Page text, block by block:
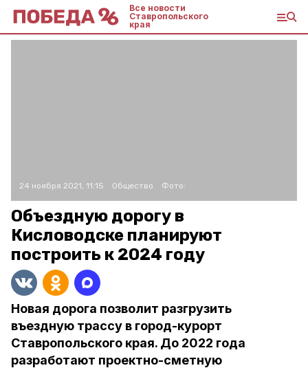
Все новости
Ставропольского
края
24 ноября 2021, 11:15 Общество Фото:
Объездную дорогу в
Кисловодске планируют
построить к 2024 году
Новая дорога позволит разгрузить
въездную трассу в город-курорт
Ставропольского края. До 2022 года
разработают проектно-сметную